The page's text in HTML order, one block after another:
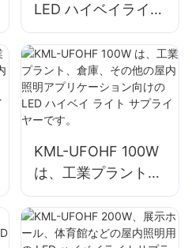
LED ハイベイライト
は、工業工場や倉庫
などの屋内スペース
向けサプライヤーで
す。
KML-UFOHF 100W
は、工業プラント、
倉庫、その他の屋内
照明アプリケーショ
ン向けの LED ハイ